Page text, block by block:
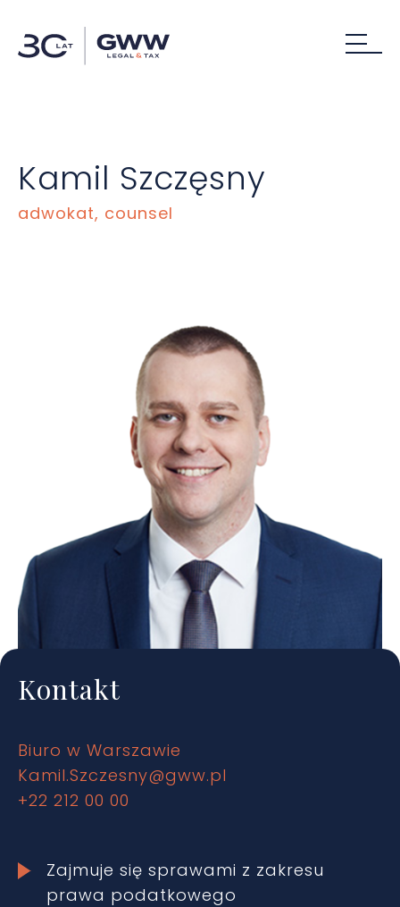
Kamil Szczęsny
adwokat, counsel
Kontakt
Biuro w Warszawie
Kamil.Szczesny@gww.pl
+22 212 00 00
Zajmuje się sprawami z zakresu
prawa podatkowego